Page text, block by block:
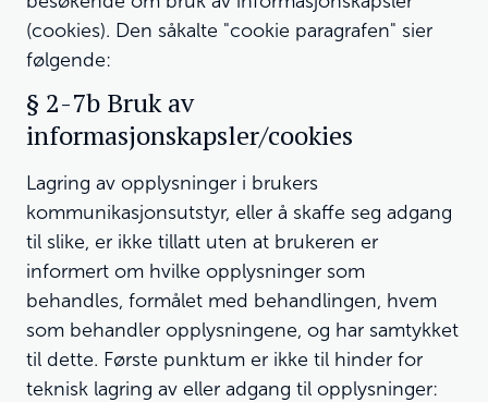
(cookies). Den såkalte "cookie paragrafen" sier
følgende:
§ 2-7b Bruk av
informasjonskapsler/cookies
Lagring av opplysninger i brukers
kommunikasjonsutstyr, eller å skaffe seg adgang
til slike, er ikke tillatt uten at brukeren er
informert om hvilke opplysninger som
behandles, formålet med behandlingen, hvem
som behandler opplysningene, og har samtykket
til dette. Første punktum er ikke til hinder for
teknisk lagring av eller adgang til opplysninger: